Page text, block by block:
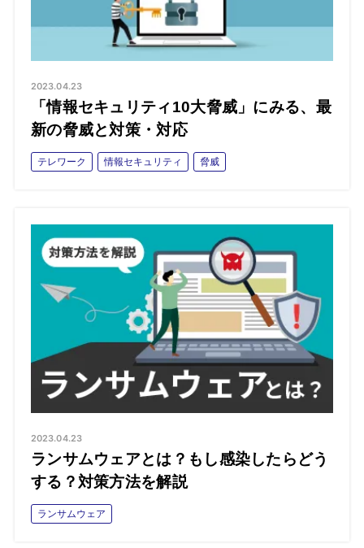
2023.04.23
「情報セキュリティ10大脅威」にみる、最
新の脅威と対策・対応
テレワーク 情報セキュリティ 脅威
2023.04.23
ランサムウェアとは？もし感染したらどう
する？対策方法を解説
ランサムウェア